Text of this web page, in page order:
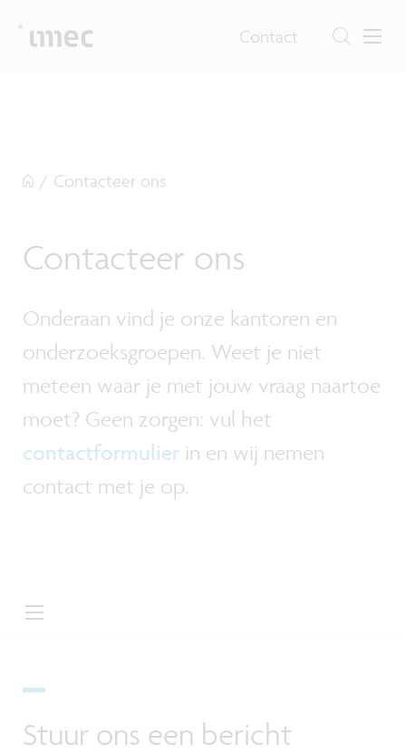
Contact
/ Contacteer ons
Contacteer ons
Onderaan vind je onze kantoren en
onderzoeksgroepen. Weet je niet
meteen waar je met jouw vraag naartoe
moet? Geen zorgen: vul het
contactformulier in en wij nemen
contact met je op.
Stuur ons een bericht